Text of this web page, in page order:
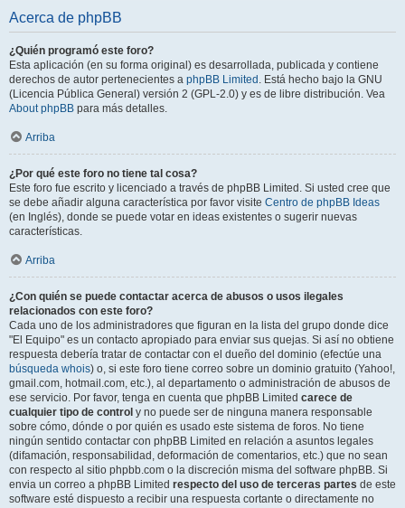
Acerca de phpBB
¿Quién programó este foro?
Esta aplicación (en su forma original) es desarrollada, publicada y contiene
derechos de autor pertenecientes a phpBB Limited . Está hecho bajo la GNU
(Licencia Pública General) versión 2 (GPL-2.0) y es de libre distribución. Vea
About phpBB para más detalles.
Arriba
¿Por qué este foro no tiene tal cosa?
Este foro fue escrito y licenciado a través de phpBB Limited. Si usted cree que
se debe añadir alguna característica por favor visite Centro de phpBB Ideas
(en Inglés), donde se puede votar en ideas existentes o sugerir nuevas
características.
Arriba
¿Con quién se puede contactar acerca de abusos o usos ilegales
relacionados con este foro?
Cada uno de los administradores que figuran en la lista del grupo donde dice
"El Equipo" es un contacto apropiado para enviar sus quejas. Si así no obtiene
respuesta debería tratar de contactar con el dueño del dominio (efectúe una
búsqueda whois) o, si este foro tiene correo sobre un dominio gratuito (Yahoo!,
gmail.com, hotmail.com, etc.), al departamento o administración de abusos de
ese servicio. Por favor, tenga en cuenta que phpBB Limited carece de
cualquier tipo de control y no puede ser de ninguna manera responsable
sobre cómo, dónde o por quién es usado este sistema de foros. No tiene
ningún sentido contactar con phpBB Limited en relación a asuntos legales
(difamación, responsabilidad, deformación de comentarios, etc.) que no sean
con respecto al sitio phpbb.com o la discreción misma del software phpBB. Si
envia un correo a phpBB Limited respecto del uso de terceras partes de este
software esté dispuesto a recibir una respuesta cortante o directamente no